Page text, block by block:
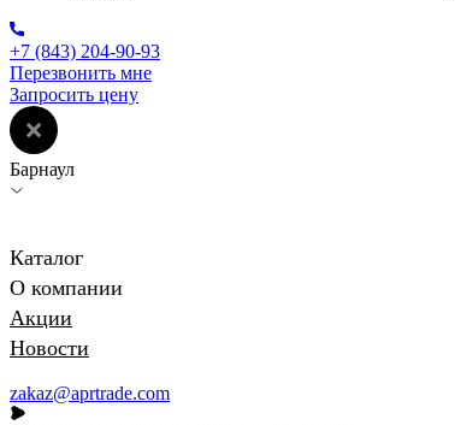
+7 (843) 204-90-93
Перезвонить мне
Запросить цену
Барнаул
Каталог
О компании
Акции
Новости
zakaz@aprtrade.com